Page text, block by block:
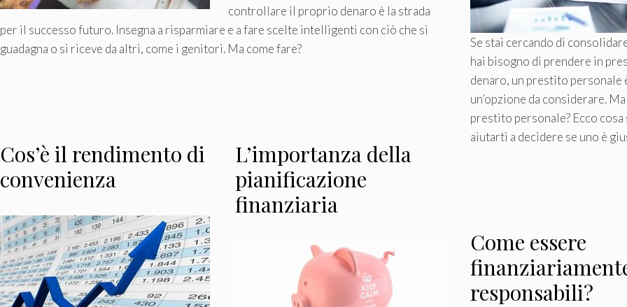
controllare il proprio denaro è la strada
per il successo futuro. Insegna a risparmiare e a fare scelte intelligenti con ciò che si
guadagna o si riceve da altri, come i genitori. Ma come fare?
Se stai cercando di
hai bisogno di prendere in
denaro, un prestito personale
un’opzione da considerare. Ma
prestito personale? Ecco cosa
aiutarti a decidere se uno è
Cos’è il rendimento di
convenienza
L’importanza della
pianificazione
finanziaria
Come essere
responsabili?